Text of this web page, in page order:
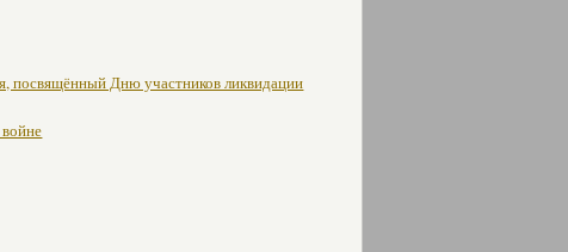
посвящённый Дню участников ликвидации